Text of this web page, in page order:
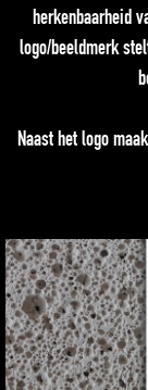
herkenbaarheid
logo/beeldmerk
Naast het logo